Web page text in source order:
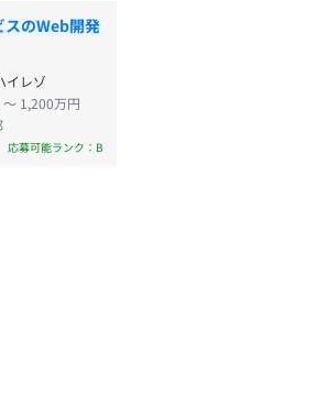
スのWeb開発
イレゾ
1,200万円
応募可能ランク：B